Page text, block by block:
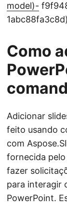
model)-
Como
Adicionar
feito usando
com
fornecida pelo
fazer
para interagir
PowerPoint.